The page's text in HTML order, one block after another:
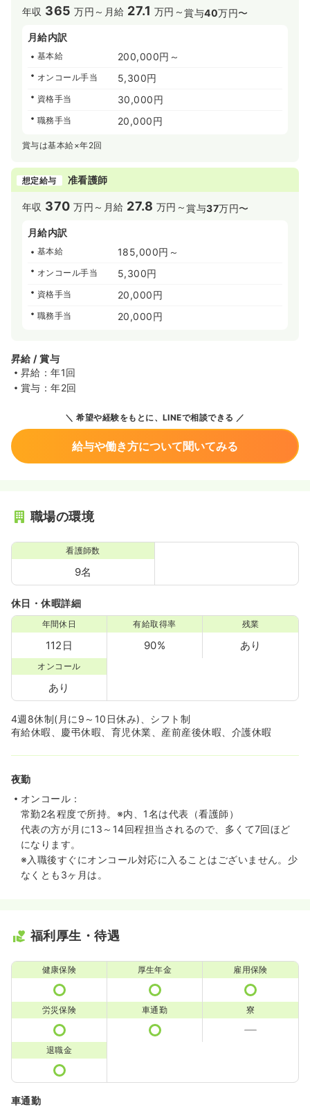
年収 365 万円～ 月給 27.1 万円～賞与40万円〜
月給内訳
基本給 200,000円～
オンコール手当 5,300円
資格手当 30,000円
職務手当 20,000円
賞与は基本給×年2回
想定給与 准看護師
年収 370 万円～ 月給 27.8 万円～賞与37万円〜
月給内訳
基本給 185,000円～
オンコール手当 5,300円
資格手当 20,000円
職務手当 20,000円
昇給 / 賞与
昇給：年1回
賞与：年2回
希望や経験をもとに、LINEで相談できる
給与や働き方について聞いてみる
職場の環境
看護師数
9名
休日・休暇詳細
年間休日
112日
有給取得率
90%
残業
あり
オンコール
あり
4週8休制(月に9～10日休み)、シフト制
有給休暇、慶弔休暇、育児休業、産前産後休暇、介護休暇
夜勤
オンコール：
常勤2名程度で所持。※内、1名は代表（看護師）
代表の方が月に13～14回程担当されるので、多くて7回ほど
になります。
※入職後すぐにオンコール対応に入ることはございません。少
なくとも3ヶ月は。
福利厚生・待遇
健康保険 厚生年金 雇用保険
労災保険 車通勤 寮
退職金
車通勤